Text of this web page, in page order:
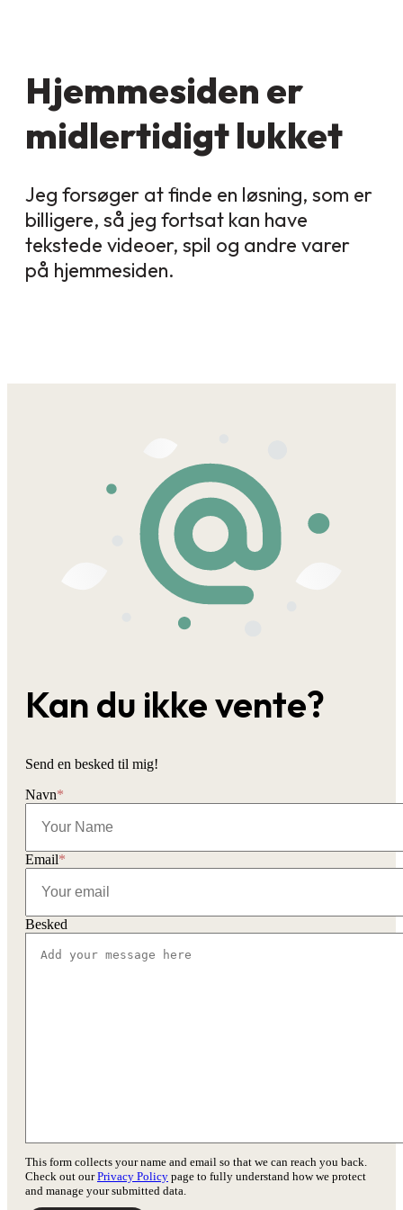
Hjemmesiden er
midlertidigt lukket
Jeg forsøger at finde en løsning, som er
billigere, så jeg fortsat kan have
tekstede videoer, spil og andre varer
på hjemmesiden.
Kan du ikke vente?
Send en besked til mig!
Navn*
Email*
Besked
This form collects your name and email so that we can reach you back.
Check out ourPrivacy Policy page to fully understand how we protect
and manage your submitted data.